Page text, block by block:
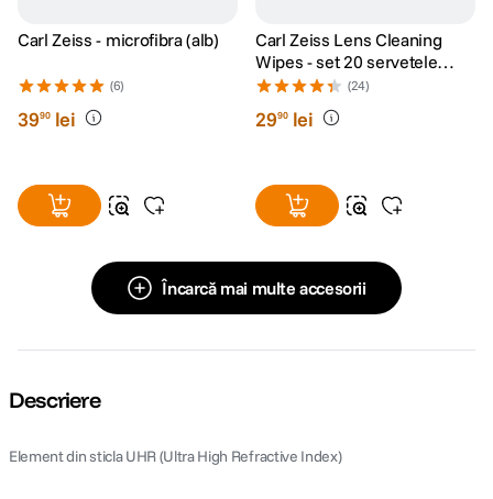
Carl Zeiss - microfibra (alb)
(6)
3990 lei
Carl Zeiss Lens Cleaning
Wipes - set 20 servetele
umede
(24)
2990 lei
Încarcă mai multe accesorii
Descriere
Element din sticla UHR (Ultra High Refractive Index)